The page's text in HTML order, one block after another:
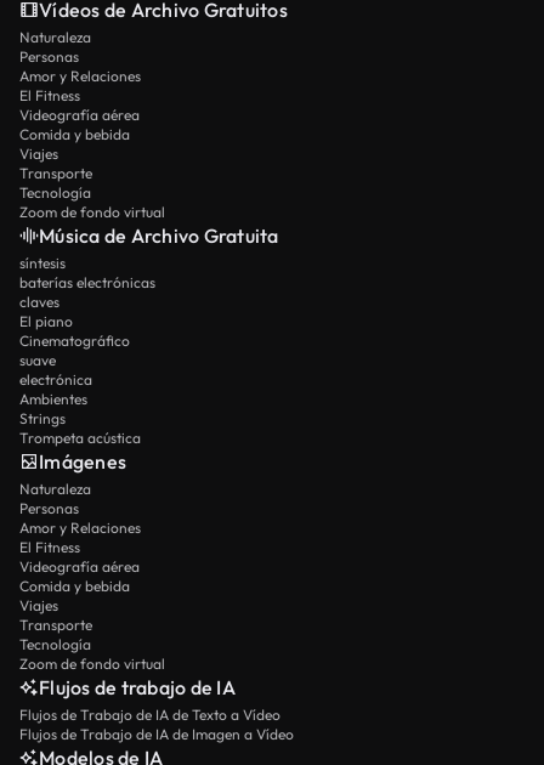
Vídeos de Archivo Gratuitos
Naturaleza
Personas
Amor y Relaciones
El Fitness
Videografía aérea
Comida y bebida
Viajes
Transporte
Tecnología
Zoom de fondo virtual
Música de Archivo Gratuita
síntesis
baterías electrónicas
claves
El piano
Cinematográfico
suave
electrónica
Ambientes
Strings
Trompeta acústica
Imágenes
Naturaleza
Personas
Amor y Relaciones
El Fitness
Videografía aérea
Comida y bebida
Viajes
Transporte
Tecnología
Zoom de fondo virtual
Flujos de trabajo de IA
Flujos de Trabajo de IA de Texto a Vídeo
Flujos de Trabajo de IA de Imagen a Vídeo
Modelos de IA